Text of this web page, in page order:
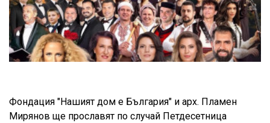
Фондация "Нашият дом е България" и арх. Пламен
Мирянов ще прославят по случай Петдесетница